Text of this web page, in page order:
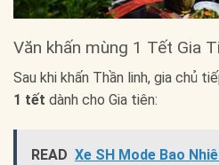
Văn khấn mùng 1 Tết Gia
Sau khi khấn Thần linh, gia chủ
1 tết dành cho Gia tiên:
READ Xe SH Mode Bao